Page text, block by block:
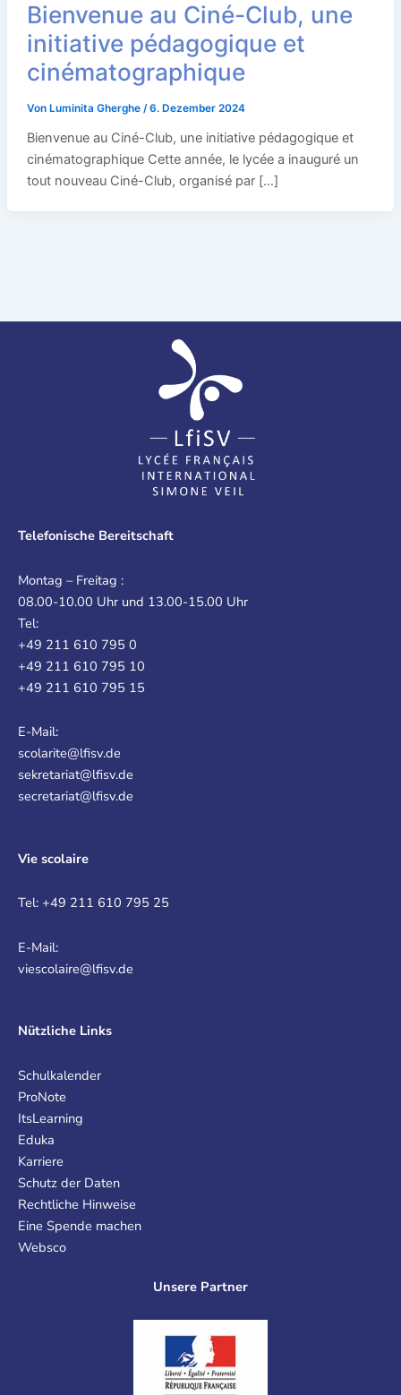
Bienvenue au Ciné-Club, une
initiative pédagogique et
cinématographique
Von Luminita Gherghe /6. Dezember 2024
Bienvenue au Ciné-Club, une initiative pédagogique et
cinématographique Cette année, le lycée a inauguré un
tout nouveau Ciné-Club, organisé par […]
Telefonische Bereitschaft
Montag – Freitag :
08.00-10.00 Uhr und 13.00-15.00 Uhr
Tel:
+49 211 610 795 0
+49 211 610 795 10
+49 211 610 795 15
E-Mail:
scolarite@lfisv.de
sekretariat@lfisv.de
secretariat@lfisv.de
Vie scolaire
Tel: +49 211 610 795 25
E-Mail:
viescolaire@lfisv.de
Nützliche Links
Schulkalender
ProNote
ItsLearning
Eduka
Karriere
Schutz der Daten
Rechtliche Hinweise
Eine Spende machen
Websco
Unsere Partner